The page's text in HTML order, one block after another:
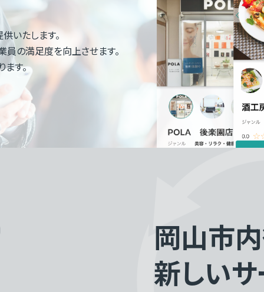
いたします。
員の満足度を向上させます。
す。
岡山市
新しい